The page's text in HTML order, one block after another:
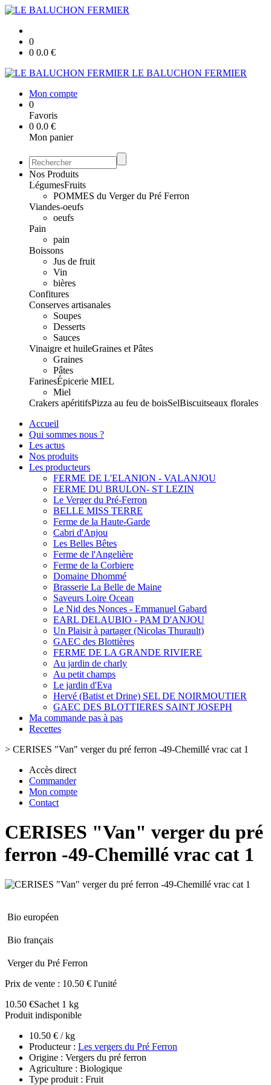
0
0 0.0 €
LE BALUCHON FERMIER
Mon compte
0
Favoris
0 0.0 €
Mon panier
Nos Produits
LégumesFruits
POMMES du Verger du Pré Ferron
Viandes-oeufs
oeufs
Pain
pain
Boissons
Jus de fruit
Vin
bières
Confitures
Conserves artisanales
Soupes
Desserts
Sauces
Vinaigre et huileGraines et Pâtes
Graines
Pâtes
FarinesÉpicerie MIEL
Miel
Crakers apéritifsPizza au feu de boisSelBiscuitseaux florales
Accueil
Qui sommes nous ?
Les actus
Nos produits
Les producteurs
FERME DE L'ELANION - VALANJOU
FERME DU BRULON- ST LEZIN
Le Verger du Pré-Ferron
BELLE MISS TERRE
Ferme de la Haute-Garde
Cabri d'Anjou
Les Belles Bêtes
Ferme de l'Angelière
Ferme de la Corbiere
Domaine Dhommé
Brasserie La Belle de Maine
Saveurs Loire Ocean
Le Nid des Nonces - Emmanuel Gabard
EARL DELAUBIO - PAM D'ANJOU
Un Plaisir à partager (Nicolas Thurault)
GAEC des Blottières
FERME DE LA GRANDE RIVIERE
Au jardin de charly
Au petit champs
Le jardin d'Eva
Hervé (Batist et Drine) SEL DE NOIRMOUTIER
GAEC DES BLOTTIERES SAINT JOSEPH
Ma commande pas à pas
Recettes
> CERISES "Van" verger du pré ferron -49-Chemillé vrac cat 1
Accès direct
Commander
Mon compte
Contact
CERISES "Van" verger du pré
ferron -49-Chemillé vrac cat 1
Bio européen
Bio français
Verger du Pré Ferron
Prix de vente : 10.50 € l'unité
10.50 €Sachet 1 kg
Produit indisponible
10.50 € / kg
Producteur : Les vergers du Pré Ferron
Origine : Vergers du pré ferron
Agriculture : Biologique
Type produit : Fruit